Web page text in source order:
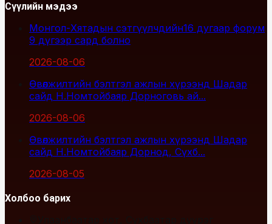
Сүүлийн мэдээ
Монгол-Хятадын сэтгүүлчдийн16 дугаар форум
9 дүгээр сард болно
2026-08-06
Өвөлжилтийн бэлтгэл ажлын хүрээнд Шадар
сайд Н.Номтойбаяр Дорноговь ай...
2026-08-06
Өвөлжилтийн бэлтгэл ажлын хүрээнд Шадар
сайд Н.Номтойбаяр Дорнод, Сүхб...
2026-08-05
Холбоо барих